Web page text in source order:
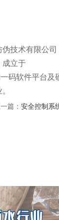
技术有限公司
成立于
码软件平台
篇： 安全控制系